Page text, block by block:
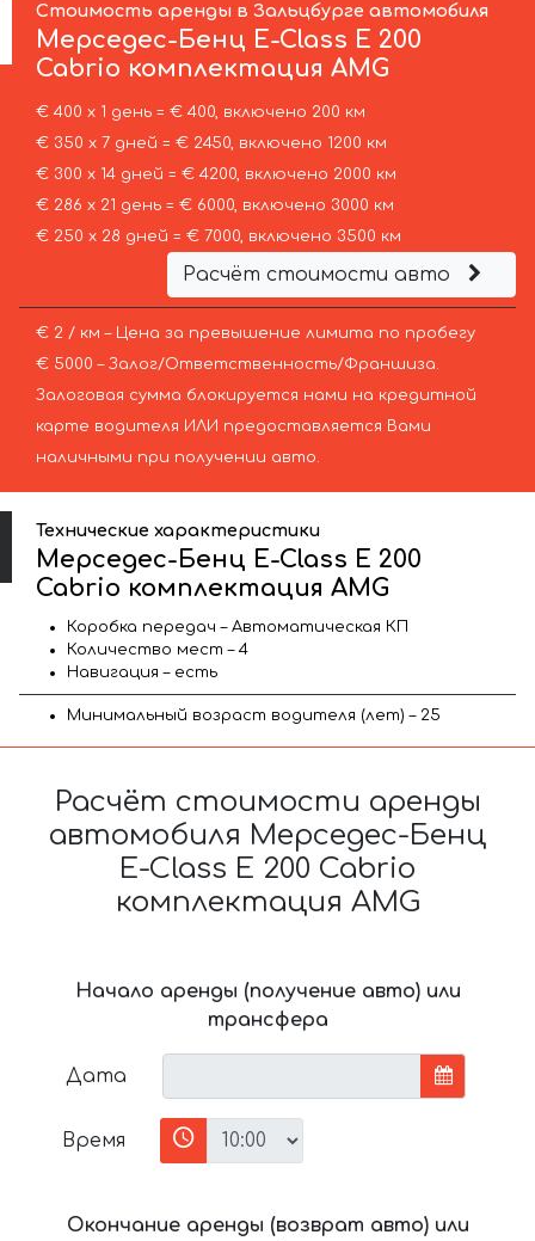
Стоимость аренды в Зальцбурге автомобиля
Мерседес-Бенц E-Class E 200
Cabrio комплектация AMG
€ 400 х 1 день = € 400, включено 200 км
€ 350 х 7 дней = € 2450, включено 1200 км
€ 300 х 14 дней = € 4200, включено 2000 км
€ 286 х 21 день = € 6000, включено 3000 км
€ 250 х 28 дней = € 7000, включено 3500 км
Расчёт стоимости авто
€ 2 / км – Цена за превышение лимита по пробегу
€ 5000 – Залог/Ответственность/Франшиза.
Залоговая сумма блокируется нами на кредитной
карте водителя ИЛИ предоставляется Вами
наличными при получении авто.
Технические характеристики
Мерседес-Бенц E-Class E 200
Cabrio комплектация AMG
Коробка передач – Автоматическая КП
Количество мест – 4
Навигация – есть
Минимальный возраст водителя (лет) – 25
Расчёт стоимости аренды
автомобиля Мерседес-Бенц
E-Class E 200 Cabrio
комплектация AMG
Начало аренды (получение авто) или
трансфера
Дата
Время
Окончание аренды (возврат авто) или